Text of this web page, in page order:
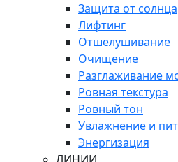
Защита от солнца
Лифтинг
Отшелушивание
Очищение
Разглаживание
Ровная текстура
Ровный тон
Увлажнение и
Энергизация